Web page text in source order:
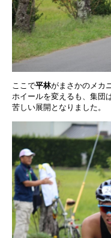
ここで平林がまさかのメカ
ホイールを変えるも、集団
苦しい展開となりました。